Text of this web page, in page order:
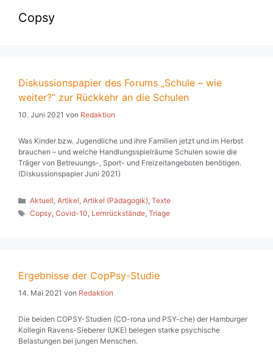
Copsy
Diskussionspapier des Forums „Schule – wie
weiter?“ zur Rückkehr an die Schulen
10. Juni 2021 von Redaktion
Was Kinder bzw. Jugendliche und ihre Familien jetzt und im Herbst
brauchen – und welche Handlungsspielräume Schulen sowie die
Träger von Betreuungs-, Sport- und Freizeitangeboten benötigen.
(Diskussionspapier Juni 2021)
Kategorien
Aktuell,Artikel,Artikel (Pädagogik),Texte
Schlagwörter
Copsy,Covid-10, Lernrückstände,Triage
Ergebnisse der CopPsy-Studie
14. Mai 2021 von Redaktion
Die beiden COPSY-Studien (CO-rona und PSY-che) der Hamburger
Kollegin Ravens-Sieberer (UKE) belegen starke psychische
Belastungen bei jungen Menschen.